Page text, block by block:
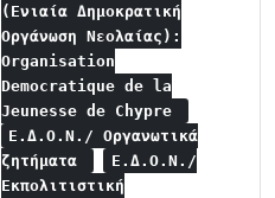
(Ενιαία Δημοκρατική
Οργάνωση Νεολαίας):
Organisation
Democratique de la
Jeunesse de Chypre
Ε.Δ.Ο.Ν./ Οργανωτικά
ζητήματα
Ε.Δ.Ο.Ν./
Εκπολιτιστική